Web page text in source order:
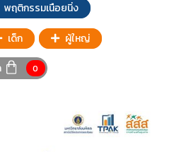
พฤติกรรมเนือยนิ่ง
เด็ก ผู้ใหญ่
0
ทั้งหมด 417 บทความ